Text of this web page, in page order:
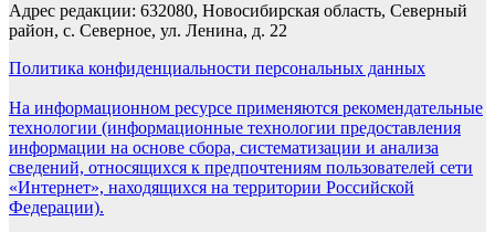
Адрес редакции: 632080, Новосибирская область, Северный
район, с. Северное, ул. Ленина, д. 22
Политика конфиденциальности персональных данных
На информационном ресурсе применяются рекомендательные
технологии (информационные технологии предоставления
информации на основе сбора, систематизации и анализа
сведений, относящихся к предпочтениям пользователей сети
«Интернет», находящихся на территории Российской
Федерации).